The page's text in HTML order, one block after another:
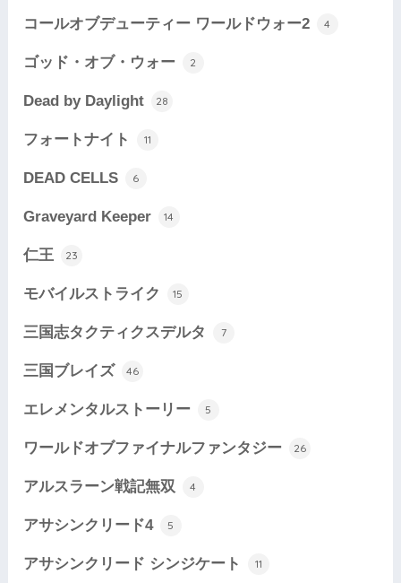
コールオブデューティー ワールドウォー2 4
ゴッド・オブ・ウォー 2
Dead by Daylight 28
フォートナイト 11
DEAD CELLS 6
Graveyard Keeper 14
仁王 23
モバイルストライク 15
三国志タクティクスデルタ 7
三国ブレイズ 46
エレメンタルストーリー 5
ワールドオブファイナルファンタジー 26
アルスラーン戦記無双 4
アサシンクリード4 5
アサシンクリード シンジケート 11